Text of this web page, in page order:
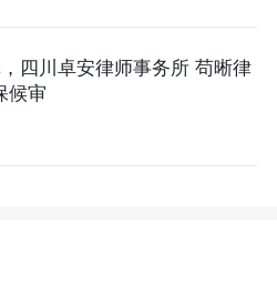
四川卓安律师事务所 苟晰律
候审